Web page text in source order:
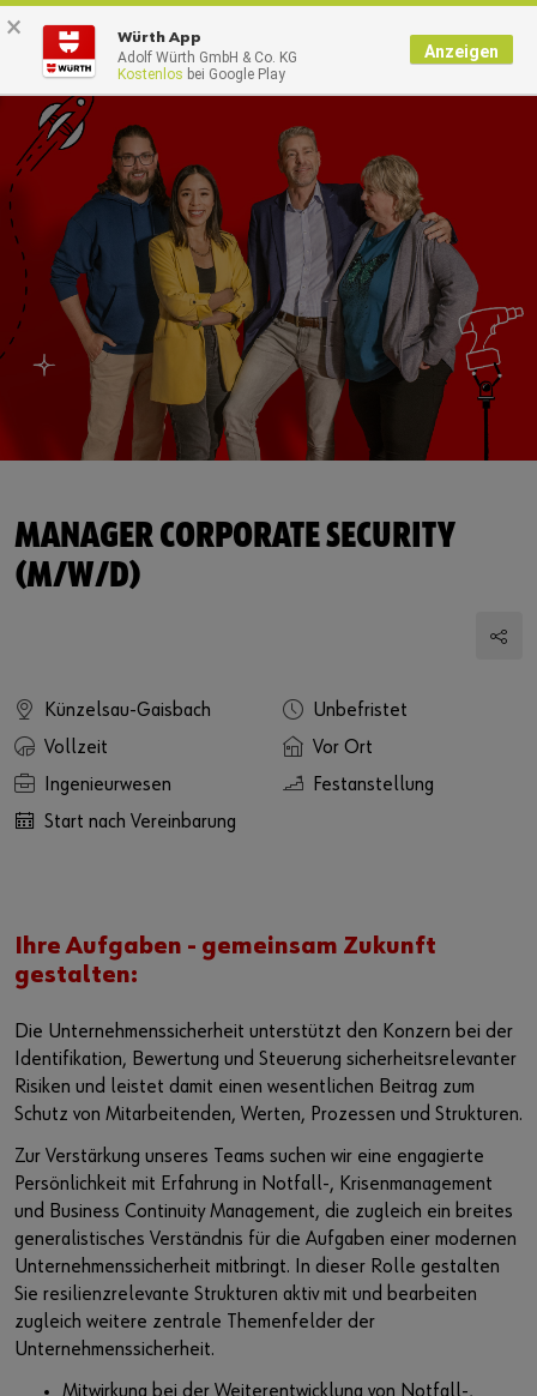
MANAGER CORPORATE SECURITY
(M/W/D)
Künzelsau-Gaisbach
Unbefristet
Vollzeit
Vor Ort
Ingenieurwesen
Festanstellung
Start nach Vereinbarung
Ihre Aufgaben - gemeinsam Zukunft
gestalten:
Die Unternehmenssicherheit unterstützt den Konzern bei der
Identifikation, Bewertung und Steuerung sicherheitsrelevanter
Risiken und leistet damit einen wesentlichen Beitrag zum
Schutz von Mitarbeitenden, Werten, Prozessen und Strukturen.
Zur Verstärkung unseres Teams suchen wir eine engagierte
Persönlichkeit mit Erfahrung in Notfall-, Krisenmanagement
und Business Continuity Management, die zugleich ein breites
generalistisches Verständnis für die Aufgaben einer modernen
Unternehmenssicherheit mitbringt. In dieser Rolle gestalten
Sie resilienzrelevante Strukturen aktiv mit und bearbeiten
zugleich weitere zentrale Themenfelder der
Unternehmenssicherheit.
Mitwirkung bei der Weiterentwicklung von Notfall-,
× Würth App
Adolf Würth GmbH & Co. KG
Kostenlos bei Google Play
Anzeigen